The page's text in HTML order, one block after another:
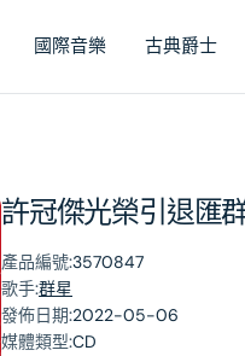
國際音樂 古典爵士
許冠傑光榮引退匯
產品編號:3570847
歌手:群星
發佈日期:2022-05-06
媒體類型:CD